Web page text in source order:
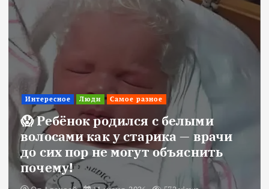
Интересное Люди Самое разное
😱 Ребёнок родился с белыми
волосами как у старика — врачи
до сих пор не могут объяснить
почему!